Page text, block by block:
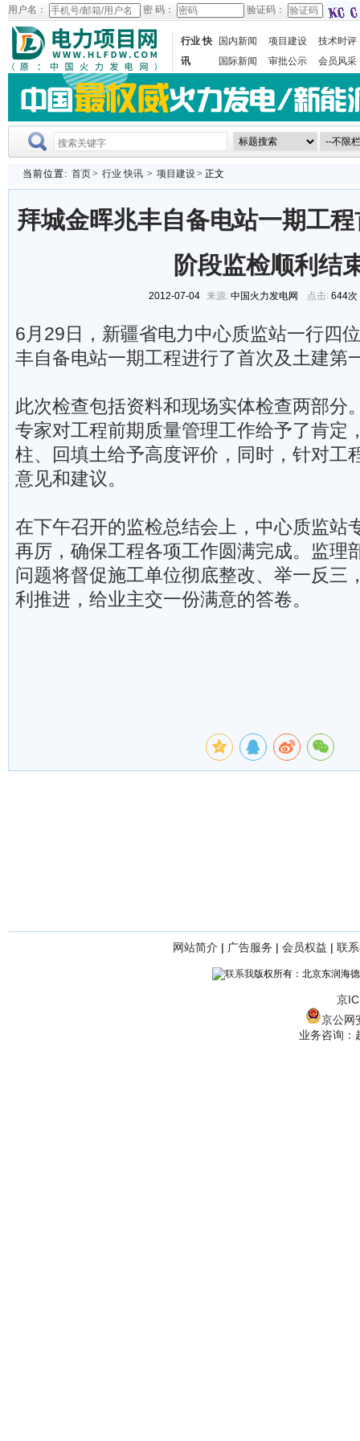
用户名： 密 码： 验证码：
行业 快
讯
国内新闻 项目建设
技术时评
国际新闻
审批公示 会员风采
当前位置: 首页> 行业 快讯 > 项目建设> 正文
拜城金晖兆丰自备电站一期工
阶段监检顺利结
2012-07-04 来源: 中国火力发电网 点击: 644次
6月29日，新疆省电力中心质监站一行四
丰自备电站一期工程进行了首次及土建第
此次检查包括资料和现场实体检查两部分
专家对工程前期质量管理工作给予了肯定
柱、回填土给予高度评价，同时，针对工
意见和建议。
在下午召开的监检总结会上，中心质监站
再厉，确保工程各项工作圆满完成。监理
问题将督促施工单位彻底整改、举一反三
利推进，给业主交一份满意的答卷。
网站简介 | 广告服务 | 会员权益 | 联
版权所有：北京东润海
京
京公网
业务咨询：